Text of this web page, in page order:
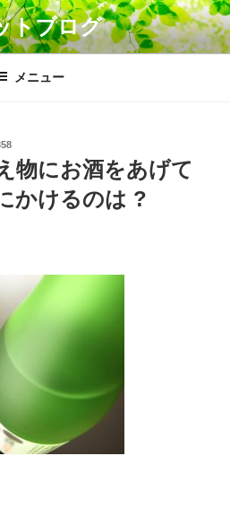
トブログ
メニュー
物にお酒をあげて
かけるのは ?